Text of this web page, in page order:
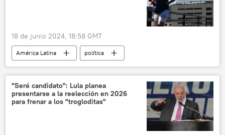
18 de junio 2024, 18:58 GMT
América Latina
política
Daniel Ortega
Rosario Murillo
Nicaragua
Venezuela
Petróleos de Venezuela (PDVSA)
📈 Mercados y finanzas
"Seré candidato": Lula planea
presentarse a la reelección en 2026
para frenar a los "trogloditas"